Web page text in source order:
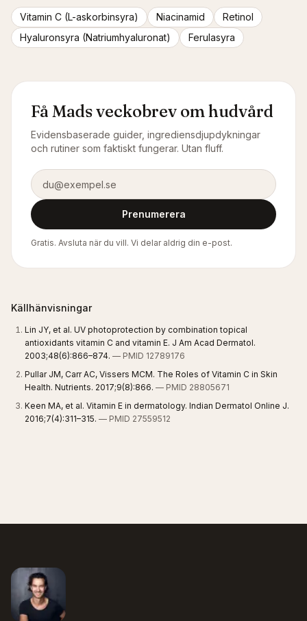
Vitamin C (L-askorbinsyra) Niacinamid
Retinol
Hyaluronsyra (Natriumhyaluronat)
Ferulasyra
Få Mads veckobrev om hudvård
Evidensbaserade guider, ingrediensdjupdykningar
och rutiner som faktiskt fungerar. Utan fluff.
E-postadress
Prenumerera
Gratis. Avsluta när du vill. Vi delar aldrig din e-post.
Källhänvisningar
Lin JY, et al. UV photoprotection by combination topical
antioxidants vitamin C and vitamin E. J Am Acad Dermatol.
2003;48(6):866–874. — PMID 12789176
Pullar JM, Carr AC, Vissers MCM. The Roles of Vitamin C in Skin
Health. Nutrients. 2017;9(8):866. — PMID 28805671
Keen MA, et al. Vitamin E in dermatology. Indian Dermatol Online J.
2016;7(4):311–315. — PMID 27559512